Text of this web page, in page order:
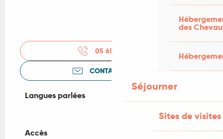
des
Séjourner
Sites de visites
05 65 33 18
CONTACTEZ-NOUS
Langues parlées
Langues parlées
Accès
Accès